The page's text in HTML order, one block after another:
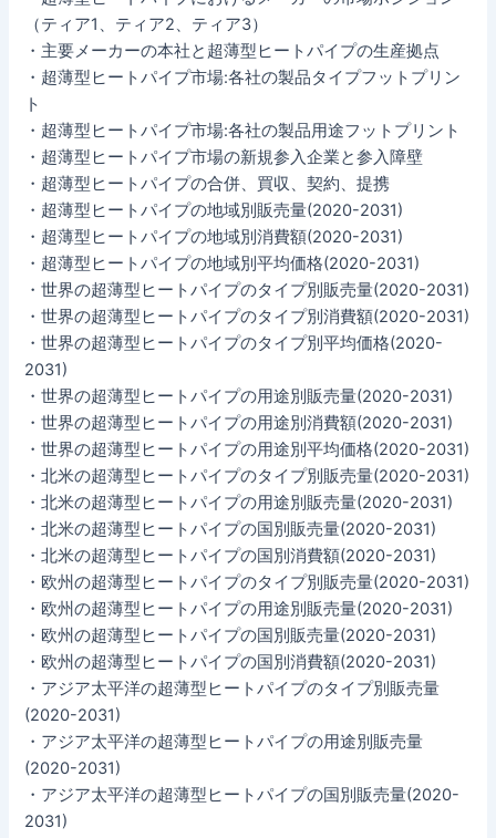
（ティア1、ティア2、ティア3）
・主要メーカーの本社と超薄型ヒートパイプの生産拠点
・超薄型ヒートパイプ市場:各社の製品タイプフットプリン
ト
・超薄型ヒートパイプ市場:各社の製品用途フットプリント
・超薄型ヒートパイプ市場の新規参入企業と参入障壁
・超薄型ヒートパイプの合併、買収、契約、提携
・超薄型ヒートパイプの地域別販売量(2020-2031)
・超薄型ヒートパイプの地域別消費額(2020-2031)
・超薄型ヒートパイプの地域別平均価格(2020-2031)
・世界の超薄型ヒートパイプのタイプ別販売量(2020-2031)
・世界の超薄型ヒートパイプのタイプ別消費額(2020-2031)
・世界の超薄型ヒートパイプのタイプ別平均価格(2020-
2031)
・世界の超薄型ヒートパイプの用途別販売量(2020-2031)
・世界の超薄型ヒートパイプの用途別消費額(2020-2031)
・世界の超薄型ヒートパイプの用途別平均価格(2020-2031)
・北米の超薄型ヒートパイプのタイプ別販売量(2020-2031)
・北米の超薄型ヒートパイプの用途別販売量(2020-2031)
・北米の超薄型ヒートパイプの国別販売量(2020-2031)
・北米の超薄型ヒートパイプの国別消費額(2020-2031)
・欧州の超薄型ヒートパイプのタイプ別販売量(2020-2031)
・欧州の超薄型ヒートパイプの用途別販売量(2020-2031)
・欧州の超薄型ヒートパイプの国別販売量(2020-2031)
・欧州の超薄型ヒートパイプの国別消費額(2020-2031)
・アジア太平洋の超薄型ヒートパイプのタイプ別販売量
(2020-2031)
・アジア太平洋の超薄型ヒートパイプの用途別販売量
(2020-2031)
・アジア太平洋の超薄型ヒートパイプの国別販売量(2020-
2031)